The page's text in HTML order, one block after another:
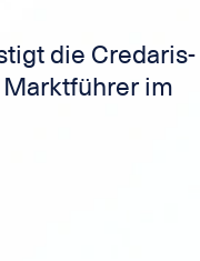
die Credaris-
im